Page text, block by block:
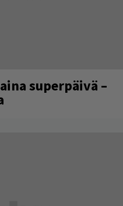
superpäivä –